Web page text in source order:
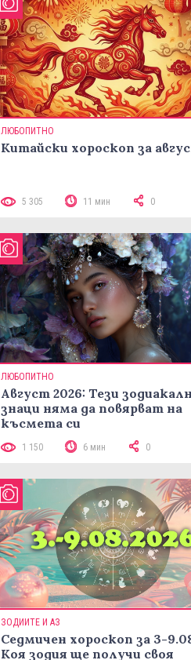
ЛЮБОПИТНО
Китайски хороскоп за
5 305 11 мин 0
ЛЮБОПИТНО
Август 2026: Тези
знаци няма да повярват на
късмета си
1 150 6 мин 0
ЗОДИИТЕ И АЗ
Седмичен хороскоп за 3-
Коя зодия ще получи своя